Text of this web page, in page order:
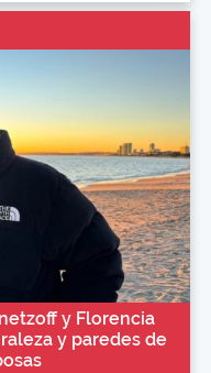
y Florencia
y paredes de